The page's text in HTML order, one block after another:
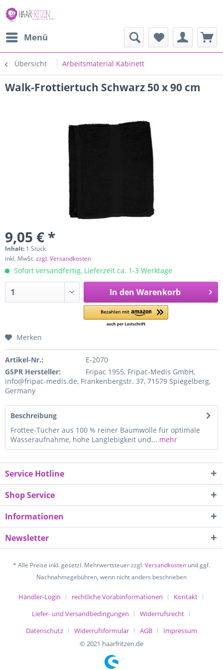
Menü
Übersicht Arbeitsmaterial Kabinett
Walk-Frottiertuch Schwarz 50 x 90 cm
9,05 € *
Inhalt: 1 Stück
inkl. MwSt.zzgl. Versandkosten
Sofort versandfertig, Lieferzeit ca. 1-3 Werktage
In den Warenkorb
Merken
Artikel-Nr.:
E-2070
GSPR Hersteller:
Fripac 1955, Fripac-Medis GmbH,
info@fripac-medis.de, Frankenbergstr. 37, 71579 Spiegelberg,
Germany
Beschreibung
Frottee-Tücher aus 100 % reiner Baumwolle für optimale
Wasseraufnahme, hohe Langlebigkeit und... mehr
Service Hotline
Shop Service
Informationen
Newsletter
* Alle Preise inkl. gesetzl. Mehrwertsteuer zzgl.Versandkosten und ggf.
Nachnahmegebühren, wenn nicht anders beschrieben
Händler-Login rechtliche Vorabinformationen
Kontakt
Liefer- und Versandbedingungen
Widerrufsrecht
Datenschutz
Widerrufsformular AGB
Impressum
© 2021 haarfritzen.de